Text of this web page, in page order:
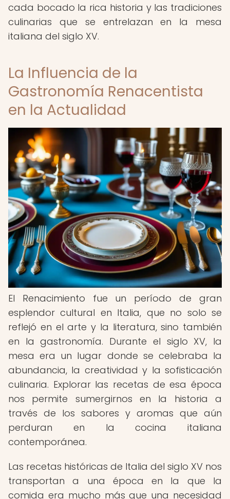
cada bocado la rica historia y las tradiciones
culinarias que se entrelazan en la mesa
italiana del siglo XV.
La Influencia de la
Gastronomía Renacentista
en la Actualidad
El Renacimiento fue un período de gran
esplendor cultural en Italia, que no solo se
reflejó en el arte y la literatura, sino también
en la gastronomía. Durante el siglo XV, la
mesa era un lugar donde se celebraba la
abundancia, la creatividad y la sofisticación
culinaria. Explorar las recetas de esa época
nos permite sumergirnos en la historia a
través de los sabores y aromas que aún
perduran en la cocina italiana
contemporánea.
Las recetas históricas de Italia del siglo XV nos
transportan a una época en la que la
comida era mucho más que una necesidad